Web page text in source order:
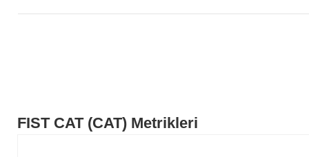
FIST CAT (CAT) Metrikleri